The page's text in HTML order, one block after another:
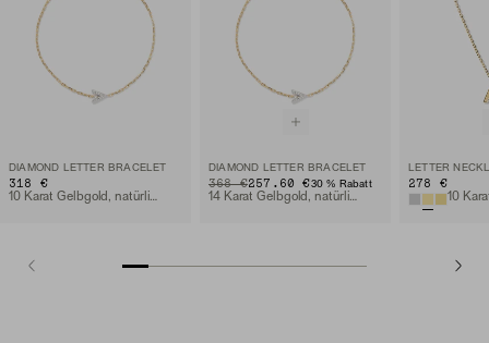
DIAMOND LETTER BRACELET
318 €
10 Karat Gelbgold, natürlicher Diamant
DIAMOND LETTER BRACELET
ORIGINAL PRICE
368 €
SALE PRICE257.60 €30 % Rabatt
14 Karat Gelbgold, natürlicher Diamant
LETTER
278 €
10